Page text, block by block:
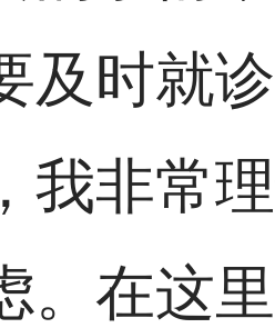
及时就
我非常
。在这